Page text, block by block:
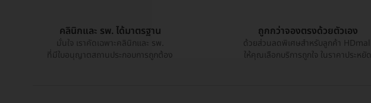
คลินิกและ รพ. ได้มาตรฐาน
มั่นใจ เราคัดเฉพาะคลินิกและ รพ.
ที่มีใบอนุญาตสถานประกอบการถูกต้อง
ถูกกว่าจองตรงด้วยตัวเอง
ด้วยส่วนลดพิเศษสำหรับลูกค้า HDmall
ให้คุณเลือกบริการถูกใจ ในราคาประหยัด